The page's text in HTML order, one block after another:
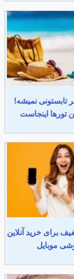
تابستونی نمیشه!
تورها اینجاست
برای خرید آنلاین
موبایل